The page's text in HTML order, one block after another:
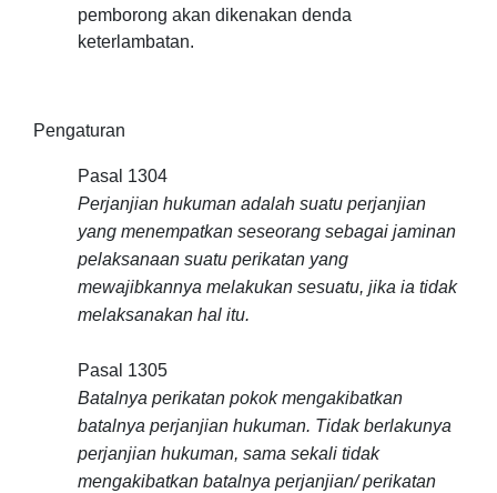
pemborong akan dikenakan denda
keterlambatan.
Pengaturan
Pasal 1304
Perjanjian hukuman adalah suatu perjanjian
yang menempatkan seseorang sebagai jaminan
pelaksanaan suatu perikatan yang
mewajibkannya melakukan sesuatu, jika ia tidak
melaksanakan hal itu.
Pasal 1305
Batalnya perikatan pokok mengakibatkan
batalnya perjanjian hukuman. Tidak berlakunya
perjanjian hukuman, sama sekali tidak
mengakibatkan batalnya perjanjian/ perikatan